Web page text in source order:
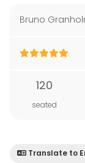
Bruno
120
seated
Translate to